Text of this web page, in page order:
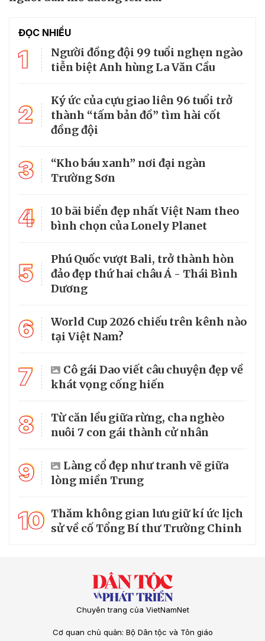
ĐỌC NHIỀU
1
Người đồng đội 99 tuổi nghẹn ngào
tiễn biệt Anh hùng La Văn Cầu
2
Ký ức của cựu giao liên 96 tuổi trở
thành “tấm bản đồ” tìm hài cốt
đồng đội
3
“Kho báu xanh” nơi đại ngàn
Trường Sơn
4
10 bãi biển đẹp nhất Việt Nam theo
bình chọn của Lonely Planet
5
Phú Quốc vượt Bali, trở thành hòn
đảo đẹp thứ hai châu Á - Thái Bình
Dương
6
World Cup 2026 chiếu trên kênh nào
tại Việt Nam?
7
Cô gái Dao viết câu chuyện đẹp về
khát vọng cống hiến
8
Từ căn lều giữa rừng, cha nghèo
nuôi 7 con gái thành cử nhân
9
Làng cổ đẹp như tranh vẽ giữa
lòng miền Trung
10 Thăm không gian lưu giữ kí ức lịch
sử về cố Tổng Bí thư Trường Chinh
Chuyên trang của VietNamNet
Cơ quan chủ quản: Bộ Dân tộc và Tôn giáo